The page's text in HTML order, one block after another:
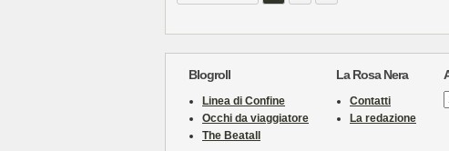
Blogroll
Linea di Confine
Occhi da viaggiatore
The Beatall
La Rosa Nera
Contatti
La redazione